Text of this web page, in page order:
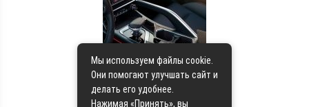
Анализ рынка
электромобилей:
тенденции и
Мы используем файлы cookie.
Они помогают улучшать сайт и
делать его удобнее.
Нажимая «Принять», вы